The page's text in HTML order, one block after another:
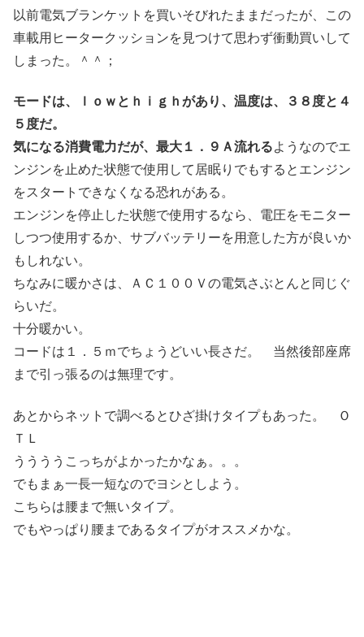
以前電気ブランケットを買いそびれたままだったが、この
車載用ヒータークッションを見つけて思わず衝動買いして
しまった。＾＾；
モードは、ｌｏｗとｈｉｇｈがあり、温度は、３８度と４
５度だ。
気になる消費電力だが、最大１．９Ａ流れるようなのでエ
ンジンを止めた状態で使用して居眠りでもするとエンジン
をスタートできなくなる恐れがある。
エンジンを停止した状態で使用するなら、電圧をモニター
しつつ使用するか、サブバッテリーを用意した方が良いか
もしれない。
ちなみに暖かさは、ＡＣ１００Ｖの電気さぶとんと同じぐ
らいだ。
十分暖かい。
コードは１．５ｍでちょうどいい長さだ。 当然後部座席
まで引っ張るのは無理です。
あとからネットで調べるとひざ掛けタイプもあった。 Ｏ
ＴＬ
ううううこっちがよかったかなぁ。。。
でもまぁ一長一短なのでヨシとしよう。
こちらは腰まで無いタイプ。
でもやっぱり腰まであるタイプがオススメかな。